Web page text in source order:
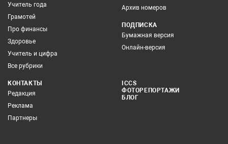
Учитель года
Грамотей
Про финансы
Здоровье
Учитель и цифра
Все рубрики
Архив номеров
ПОДПИСКА
Бумажная версия
Онлайн-версия
КОНТАКТЫ
Редакция
Реклама
Партнеры
ICCS
ФОТОРЕПОРТАЖИ
БЛОГ